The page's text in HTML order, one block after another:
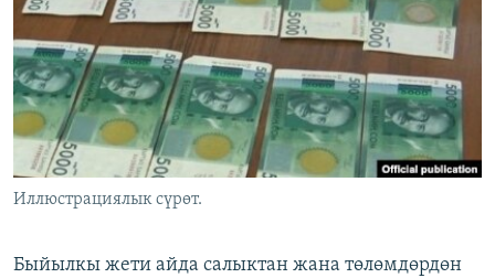
ЭЖЕ-СИҢДИЛЕР
АЗАТТЫК+
ЫҢГАЙСЫЗ СУРООЛОР
ОНЛАЙН ШЕРИНЕ
ЭЕ/АРнун бардык сайттары
Иллюстрациялык сүрөт.
Быйылкы жети айда салыктан жана төлөмдөрдөн